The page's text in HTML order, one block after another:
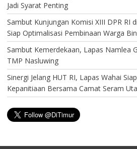
Jadi Syarat Penting
Sambut Kunjungan Komisi XIII DPR RI
Siap Optimalisasi Pembinaan Warga
Sambut Kemerdekaan, Lapas Namlea
TMP Nasluwing
Sinergi Jelang HUT RI, Lapas Wahai
Kepanitiaan Bersama Camat Seram